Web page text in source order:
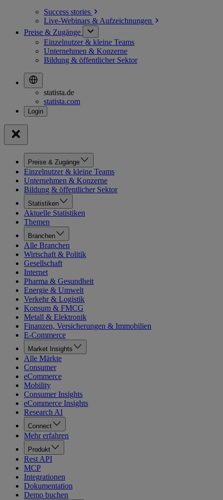
Success stories
Live-Webinars & Aufzeichnungen
Preise & Zugänge
Einzelnutzer & kleine Teams
Unternehmen & Konzerne
Bildung & öffentlicher Sektor
statista.de
statista.com
Preise & Zugänge
Einzelnutzer & kleine Teams
Unternehmen & Konzerne
Bildung & öffentlicher Sektor
Statistiken
Aktuelle Statistiken
Themen
Branchen
Alle Branchen
Wirtschaft & Politik
Gesellschaft
Internet
Pharma & Gesundheit
Energie & Umwelt
Verkehr & Logistik
Konsum & FMCG
Metall & Elektronik
Finanzen, Versicherungen & Immobilien
E-Commerce
Market Insights
Alle Märkte
Consumer
eCommerce
Mobility
Consumer Insights
eCommerce Insights
Research AI
Connect
Mehr erfahren
Produkt
Rest API
MCP
Integrationen
Dokumentation
Demo buchen